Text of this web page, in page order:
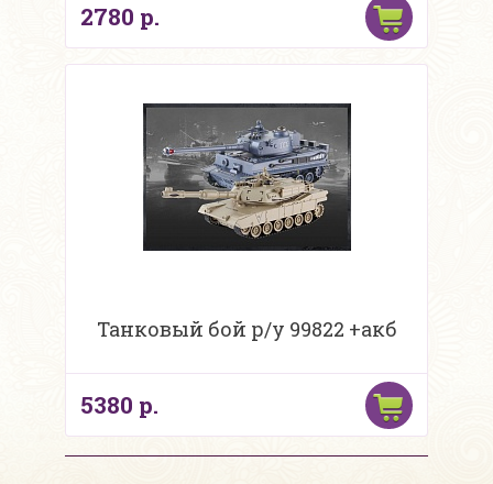
2780 р.
Танковый бой р/у 99822 +акб
5380 р.